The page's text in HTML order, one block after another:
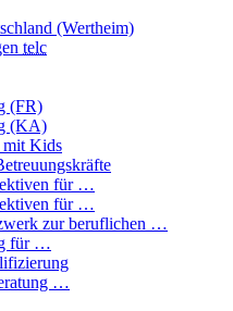
(Wertheim)
telc
(FR)
(KA)
mit Kids
für …
für …
zur beruflichen …
für …
…